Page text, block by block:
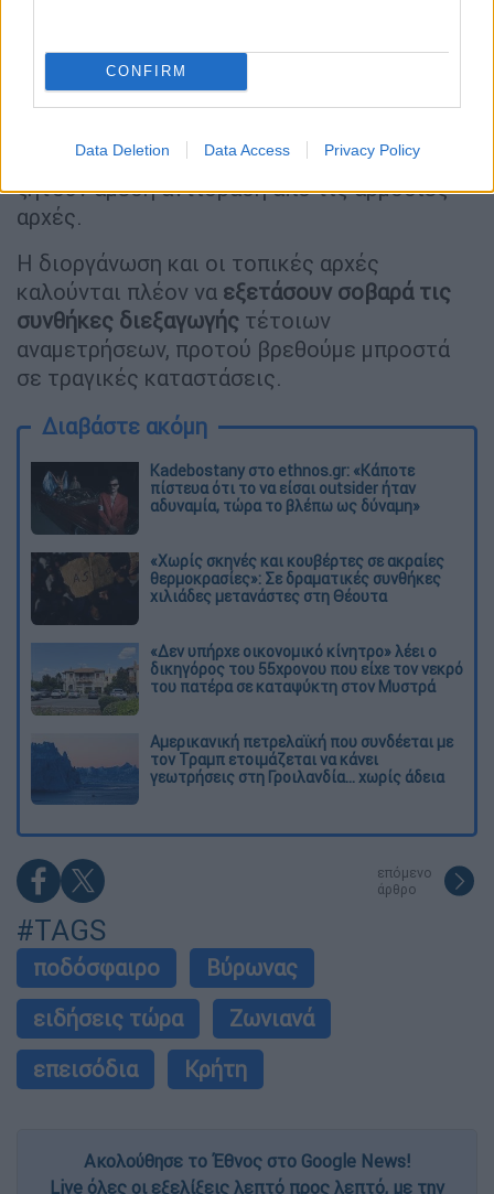
CONFIRM
Data Deletion Data Access Privacy Policy
τηνπαντελή απουσία αστυνόμευσηςσε ένα
τόσο κρίσιμο και εν δυνάμει επικίνδυνο
παιχνίδι. Οι εικόνες με όπλα και επιθέσεις
κατηγορίας προκαλούνέντονη ανησυχία
ζητούν άμεση αντίδραση από τις αρμόδιες
αρχές.
Η διοργάνωση και οι τοπικές αρχές
καλούνται πλέον να εξετάσουν σοβαρά τις
συνθήκες διεξαγωγής τέτοιων
αναμετρήσεων, προτού βρεθούμε μπροστά
σε τραγικές καταστάσεις.
Διαβάστε ακόμη
Kadebostany στο ethnos.gr: «Κάποτε
πίστευα ότι το να είσαι outsider ήταν
αδυναμία, τώρα το βλέπω ως δύναμη»
«Χωρίς σκηνές και κουβέρτες σε ακραίες
θερμοκρασίες»: Σε δραματικές συνθήκες
χιλιάδες μετανάστες στη Θέουτα
«Δεν υπήρχε οικονομικό κίνητρο» λέει ο
δικηγόρος του 55χρονου που είχε τον νεκρό
του πατέρα σε καταψύκτη στον Μυστρά
Αμερικανική πετρελαϊκή που συνδέεται με
τον Τραμπ ετοιμάζεται να κάνει
γεωτρήσεις στη Γροιλανδία... χωρίς άδεια
επόμενο
άρθρο
#TAGS
ποδόσφαιρο
Βύρωνας
ειδήσεις τώρα
Ζωνιανά
επεισόδια
Κρήτη
Ακολούθησε το Έθνος στο Google News!
Live όλες οι εξελίξεις λεπτό προς λεπτό, με την